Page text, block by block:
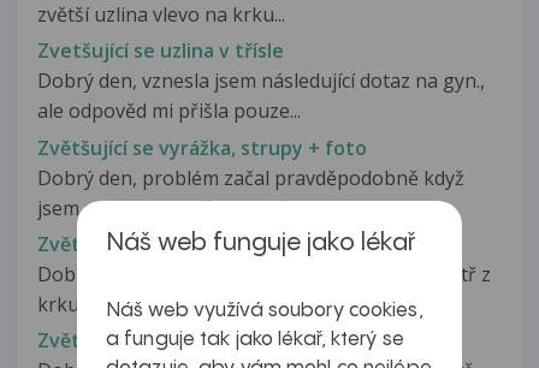
zvětší uzlina vlevo na krku...
Zvetšující se uzlina v třísle
Dobrý den, vznesla jsem následující dotaz na gyn.,
ale odpověd mi přišla pouze...
Zvětšující se vyrážka, strupy + foto
Dobrý den, problém začal pravděpodobně když
jsem se při holení řízl. Utvořil...
Zvětšující se zduření mandle
Dobrý den, na pravé mandli nahmatavam zevnitř z
krku bouli resp možná zduřeni...
Zvětšující se znaménka a rudé znaménko
Náš web funguje jako lékař
Náš web využívá soubory cookies,
a funguje tak jako lékař, který se